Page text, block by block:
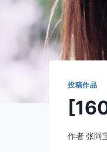
投稿作品
作者张阿